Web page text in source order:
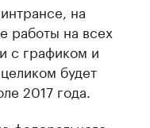
на
работы на всех
с графиком и
будет
2017 года.